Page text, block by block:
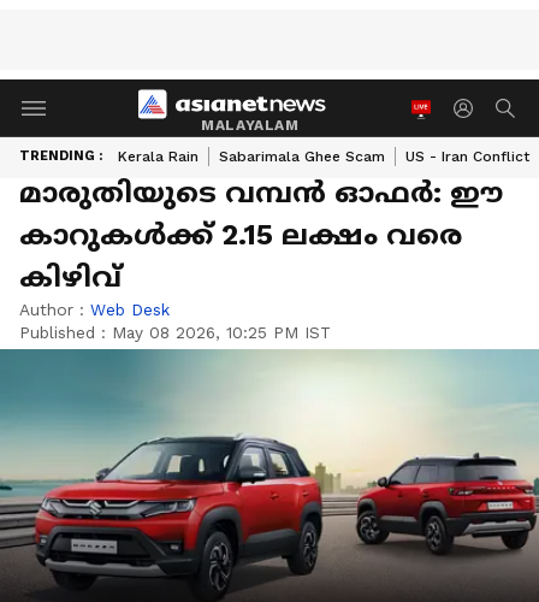
MALAYALAM
TRENDING : Kerala Rain Sabarimala Ghee Scam US - Iran Conflict
മാരുതിയുടെ വമ്പൻ ഓഫർ: ഈ
കാറുകൾക്ക് 2.15 ലക്ഷം വരെ
കിഴിവ്
Author : Web Desk
Published : May 08 2026, 10:25 PM IST